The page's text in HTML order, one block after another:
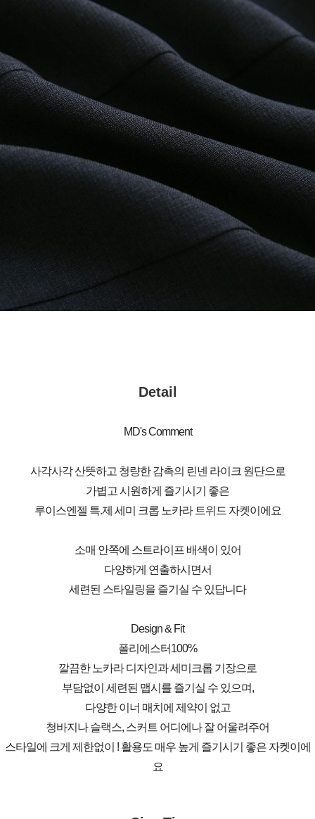
Detail
MD's Comment
사각사각 산뜻하고 청량한 감촉의 린넨 라이크 원단으로
가볍고 시원하게 즐기시기 좋은
루이스엔젤 특.제 세미 크롭 노카라 트위드 자켓이에요
소매 안쪽에 스트라이프 배색이 있어
다양하게 연출하시면서
세련된 스타일링을 즐기실 수 있답니다
Design & Fit
폴리에스터100%
깔끔한 노카라 디자인과 세미크롭 기장으로
부담없이 세련된 맵시를 즐기실 수 있으며,
다양한 이너 매치에 제약이 없고
청바지나 슬랙스, 스커트 어디에나 잘 어울려주어
스타일에 크게 제한없이 ! 활용도 매우 높게 즐기시기 좋은 자켓이에
요